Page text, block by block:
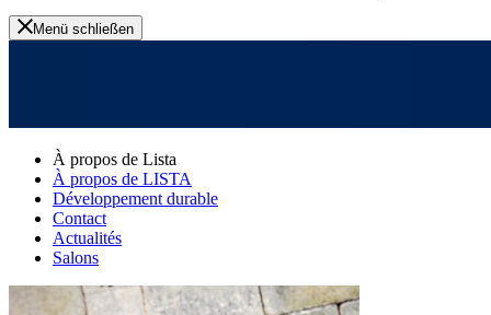
Menü schließen
À propos de Lista
À propos de LISTA
Développement durable
Contact
Actualités
Salons